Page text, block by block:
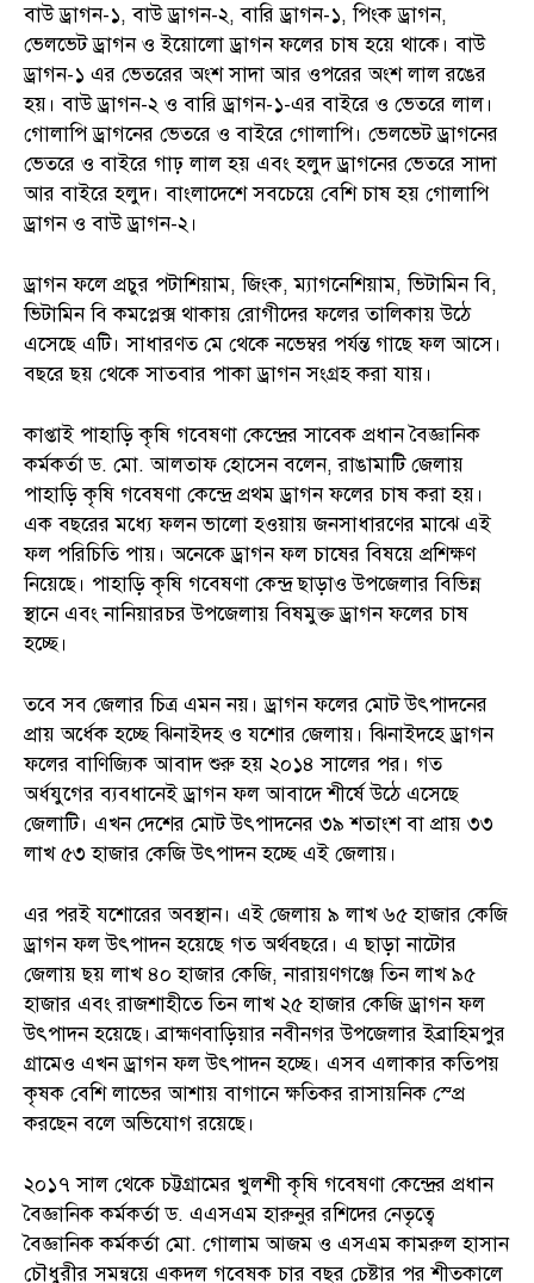
বাউ ড্রাগন-১, বাউ ড্রাগন-২, বারি ড্রাগন-১, পিংক ড্রাগন,
ভেলভেট ড্রাগন ও ইয়োলো ড্রাগন ফলের চাষ হয়ে থাকে। বাউ
ড্রাগন-১ এর ভেতরের অংশ সাদা আর ওপরের অংশ লাল রঙের
হয়। বাউ ড্রাগন-২ ও বারি ড্রাগন-১-এর বাইরে ও ভেতরে লাল।
গোলাপি ড্রাগনের ভেতরে ও বাইরে গোলাপি। ভেলভেট ড্রাগনের
ভেতরে ও বাইরে গাঢ় লাল হয় এবং হলুদ ড্রাগনের ভেতরে সাদা
আর বাইরে হলুদ। বাংলাদেশে সবচেয়ে বেশি চাষ হয় গোলাপি
ড্রাগন ও বাউ ড্রাগন-২।
ড্রাগন ফলে প্রচুর পটাশিয়াম, জিংক, ম্যাগনেশিয়াম, ভিটামিন বি,
ভিটামিন বি কমপ্লেক্স থাকায় রোগীদের ফলের তালিকায় উঠে
এসেছে এটি। সাধারণত মে থেকে নভেম্বর পর্যন্ত গাছে ফল আসে।
বছরে ছয় থেকে সাতবার পাকা ড্রাগন সংগ্রহ করা যায়।
কাপ্তাই পাহাড়ি কৃষি গবেষণা কেন্দ্রের সাবেক প্রধান বৈজ্ঞানিক
কর্মকর্তা ড. মো. আলতাফ হোসেন বলেন, রাঙামাটি জেলায়
পাহাড়ি কৃষি গবেষণা কেন্দ্রে প্রথম ড্রাগন ফলের চাষ করা হয়।
এক বছরের মধ্যে ফলন ভালো হওয়ায় জনসাধারণের মাঝে এই
ফল পরিচিতি পায়। অনেকে ড্রাগন ফল চাষের বিষয়ে প্রশিক্ষণ
নিয়েছে। পাহাড়ি কৃষি গবেষণা কেন্দ্র ছাড়াও উপজেলার বিভিন্ন
স্থানে এবং নানিয়ারচর উপজেলায় বিষমুক্ত ড্রাগন ফলের চাষ
হচ্ছে।
তবে সব জেলার চিত্র এমন নয়। ড্রাগন ফলের মোট উৎপাদনের
প্রায় অর্ধেক হচ্ছে ঝিনাইদহ ও যশোর জেলায়। ঝিনাইদহে ড্রাগন
ফলের বাণিজ্যিক আবাদ শুরু হয় ২০১৪ সালের পর। গত
অর্ধযুগের ব্যবধানেই ড্রাগন ফল আবাদে শীর্ষে উঠে এসেছে
জেলাটি। এখন দেশের মোট উৎপাদনের ৩৯ শতাংশ বা প্রায় ৩৩
লাখ ৫৩ হাজার কেজি উৎপাদন হচ্ছে এই জেলায়।
এর পরই যশোরের অবস্থান। এই জেলায় ৯ লাখ ৬৫ হাজার কেজি
ড্রাগন ফল উৎপাদন হয়েছে গত অর্থবছরে। এ ছাড়া নাটোর
জেলায় ছয় লাখ ৪০ হাজার কেজি, নারায়ণগঞ্জে তিন লাখ ৯৫
হাজার এবং রাজশাহীতে তিন লাখ ২৫ হাজার কেজি ড্রাগন ফল
উৎপাদন হয়েছে। ব্রাহ্মণবাড়িয়ার নবীনগর উপজেলার ইব্রাহিমপুর
গ্রামেও এখন ড্রাগন ফল উৎপাদন হচ্ছে। এসব এলাকার কতিপয়
কৃষক বেশি লাভের আশায় বাগানে ক্ষতিকর রাসায়নিক স্প্রে
করছেন বলে অভিযোগ রয়েছে।
২০১৭ সাল থেকে চট্টগ্রামের খুলশী কৃষি গবেষণা কেন্দ্রের প্রধান
বৈজ্ঞানিক কর্মকর্তা ড. এএসএম হারুনুর রশিদের নেতৃত্বে
বৈজ্ঞানিক কর্মকর্তা মো. গোলাম আজম ও এসএম কামরুল হাসান
চৌধুরীর সমন্বয়ে একদল গবেষক চার বছর চেষ্টার পর শীতকালে